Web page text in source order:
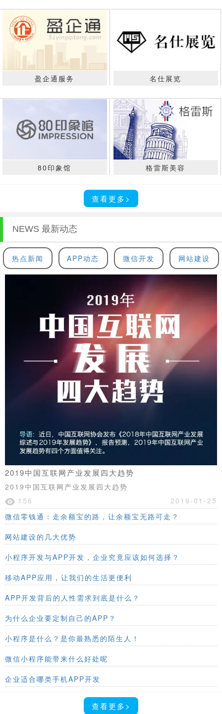
盈企通服务 名仕展览
80印象馆 格雷斯美容
查看更多>
NEWS 最新动态
热点新闻 APP动态 微信开发 网站建设
2019中国互联网产业发展四大趋势
2019中国互联网产业发展四大趋势
2019-01-25
156
微信零钱通：走余额宝的路，让余额宝无路可走？
网站建设的几大优势
小程序开发与APP开发，企业究竟应该如何选择？
移动APP应用，让我们的生活更便利
APP开发背后的人性需求到底是什么？
为什么企业要定制自己的APP？
小程序是什么？是你最熟悉的陌生人！
微信小程序能带来什么好处呢
企业适合哪类手机APP开发
查看更多>